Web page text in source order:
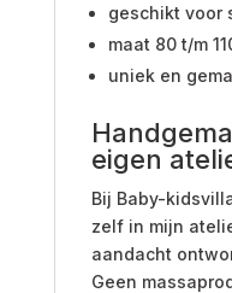
geschikt voor
maat 80 t/m
uniek en
eigen
Bij Baby-
zelf in mijn
aandacht
Geen